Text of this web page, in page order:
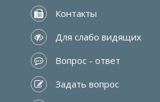
Контакты
Для слабо видящих
Вопрос - ответ
Задать вопрос